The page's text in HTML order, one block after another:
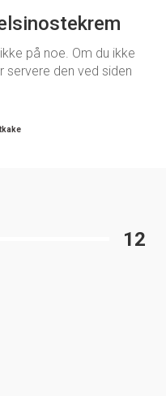
på noe. Om du ikke
servere den ved siden
12